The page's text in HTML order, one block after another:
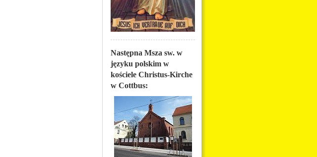
Następna Msza sw. w
języku polskim w
kościele Christus-Kirche
w Cottbus: